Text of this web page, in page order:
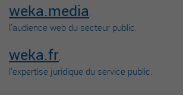
weka.media,
l’audience web du secteur public.
weka.fr,
l’expertise juridique du service public.